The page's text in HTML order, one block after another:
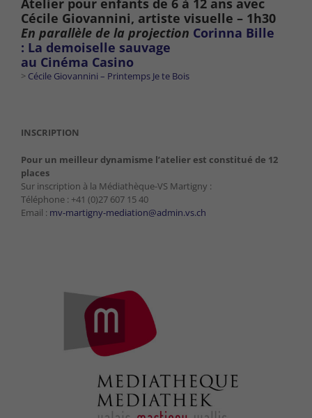
Atelier pour enfants de 6 à 12 ans avec
Cécile Giovannini, artiste visuelle – 1h30
En parallèle de la projection Corinna Bille
: La demoiselle sauvage
au Cinéma Casino
> Cécile Giovannini – Printemps Je te Bois
INSCRIPTION
Pour un meilleur dynamisme l’atelier est constitué de 12
places
Sur inscription à la Médiathèque-VS Martigny :
Téléphone : +41 (0)27 607 15 40
Email : mv-martigny-mediation@admin.vs.ch